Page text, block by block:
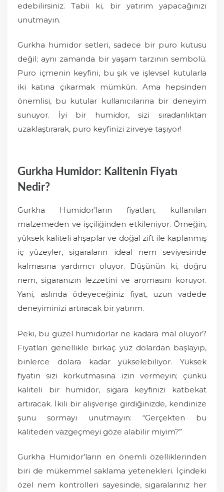
edebilirsiniz. Tabii ki, bir yatırım yapacağınızı
unutmayın.
Gurkha humidor setleri, sadece bir puro kutusu
değil; aynı zamanda bir yaşam tarzının sembolü.
Puro içmenin keyfini, bu şık ve işlevsel kutularla
iki katına çıkarmak mümkün. Ama hepsinden
önemlisi, bu kutular kullanıcılarına bir deneyim
sunuyor. İyi bir humidor, sizi sıradanlıktan
uzaklaştırarak, puro keyfinizi zirveye taşıyor!
Gurkha Humidor: Kalitenin Fiyatı
Nedir?
Gurkha Humidor’ların fiyatları, kullanılan
malzemeden ve işçiliğinden etkileniyor. Örneğin,
yüksek kaliteli ahşaplar ve doğal zift ile kaplanmış
iç yüzeyler, sigaraların ideal nem seviyesinde
kalmasına yardımcı oluyor. Düşünün ki, doğru
nem, sigaranızın lezzetini ve aromasını koruyor.
Yani, aslında ödeyeceğiniz fiyat, uzun vadede
deneyiminizi artıracak bir yatırım.
Peki, bu güzel humidorlar ne kadara mal oluyor?
Fiyatları genellikle birkaç yüz dolardan başlayıp,
binlerce dolara kadar yükselebiliyor. Yüksek
fiyatın sizi korkutmasına izin vermeyin; çünkü
kaliteli bir humidor, sigara keyfinizi katbekat
artıracak. İkili bir alışverişe girdiğinizde, kendinize
şunu sormayı unutmayın: “Gerçekten bu
kaliteden vazgeçmeyi göze alabilir miyim?”
Gurkha Humidor’ların en önemli özelliklerinden
biri de mükemmel saklama yetenekleri. İçindeki
özel nem kontrolleri sayesinde, sigaralarınız her